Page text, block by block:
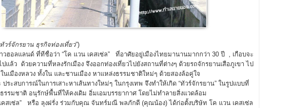
ทัวร์จักรยาน ธุรกิจท่องเที่ยว”)
ฮอลแลนด์ ที่ทีชื่อว่า “โค แวน เคสเซ่ล” ที่อาศัยอยู่เมืองไทยมานานมากกว่า 30 ปี , เกือบจะ
แล้ว ด้วยความที่หลงรักเมือง จึงออกท่องเที่ยวไปยังสถานที่ต่างๆ ด้วยรถจักรยานเสือภูเขา ไป
นเมืองหลวง ทั้งใน และชานเมือง หาแหล่งธรรมชาติใหม่ๆ ด้วยสองล้อคู่ใจ
ะสบการณ์ในการเสาะหาเส้นทางใหม่ๆ ในกรุงเทพ จึงทำให้เกิด “ทัวร์จักรยาน” ในรูปแบบที่
รรมชาติ อนุรักษ์พื้นที่ให้คงเดิม อิ่มเอมบรรยากาศ โดยไม่ทำลายสิ่งแวดล้อม
สเซ่ล” หรือ ลุงฝรั่ง ร่วมกับคุณ จันทร์มณี พลภักดี (คุณน้อง) ได้ก่อตั้งบริษัท โค แวน เคสเซ่ล